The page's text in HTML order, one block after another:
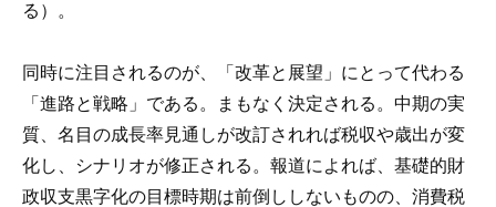
る）。
同時に注目されるのが、「改革と展望」にとって代わる
「進路と戦略」である。まもなく決定される。中期の実
質、名目の成長率見通しが改訂されれば税収や歳出が変
化し、シナリオが修正される。報道によれば、基礎的財
政収支黒字化の目標時期は前倒ししないものの、消費税